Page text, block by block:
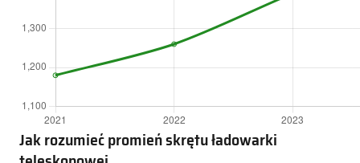
Jak rozumieć promień skrętu ładowarki